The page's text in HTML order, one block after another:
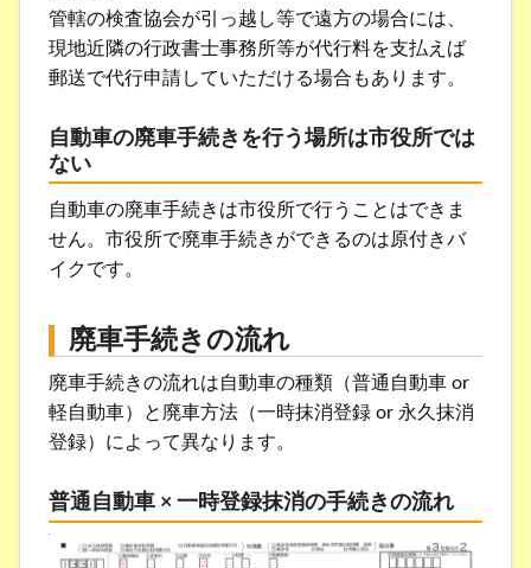
管轄の検査協会が引っ越し等で遠方の場合には、
現地近隣の行政書士事務所等が代行料を支払えば
郵送で代行申請していただける場合もあります。
自動車の廃車手続きを行う場所は市役所では
ない
自動車の廃車手続きは市役所で行うことはできま
せん。市役所で廃車手続きができるのは原付きバ
イクです。
廃車手続きの流れ
廃車手続きの流れは自動車の種類（普通自動車 or
軽自動車）と廃車方法（一時抹消登録 or 永久抹消
登録）によって異なります。
普通自動車 × 一時登録抹消の手続きの流れ